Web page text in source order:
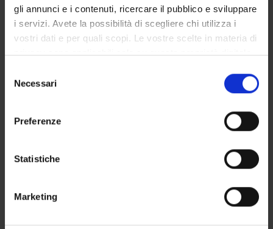
gli annunci e i contenuti, ricercare il pubblico e sviluppare
i servizi. Avete la possibilità di scegliere chi utilizza i
vostri dati e per quali scopi. Le vostre scelte in materia di
privacy sono applicabili solo su questa proprietà digitale
modificare o revocare il proprio consenso in qualsiasi
momento dalla Dichiarazione sui cookie o facendo clic
raccogliere informazioni sulla tua posizione
geografica, con un'approssimazione di qualche
Identificare il tuo dispositivo, scansionandolo
delNecessari
Preferenze
Statistiche
Marketing
Governing bodies
Rete formativa
Postgraduate Specialisation in
Maxillofacial Surgery
Neurochirurgia